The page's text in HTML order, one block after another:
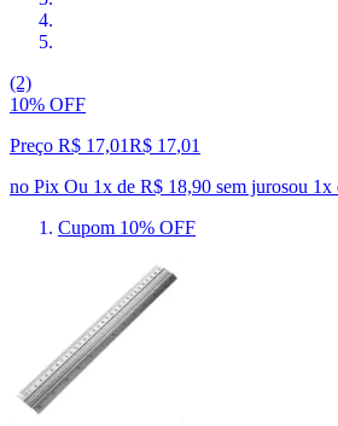
(2)
10% OFF
Preço R$ 17,01R$ 17,01
no Pix Ou 1x de R$ 18,90 sem jurosou 1x
Cupom 10% OFF